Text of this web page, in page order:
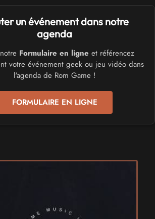
GEEKS
2027
mars 2027 - à Mons
ET OTAKU
2027
2027 - à Toulon
GEEKS
2027
GEEKS
BROCANTES
un événement dans notre
agenda
Formulaire en ligne et référencez
votre événement geek ou jeu vidéo dans
l'agenda de Rom Game !
FORMULAIRE EN LIGNE